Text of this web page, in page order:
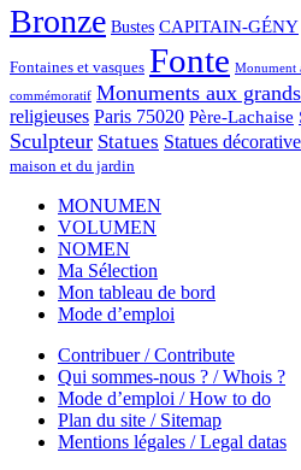
Bronze Bustes CAPITAIN-GÉNY
Fontaines et vasques Fonte Monument
commémoratif Monuments aux
religieuses Paris 75020 Père-Lachaise
Sculpteur Statues Statues
maison et du jardin
MONUMEN
VOLUMEN
NOMEN
Ma Sélection
Mon tableau de bord
Mode d’emploi
Contribuer / Contribute
Qui sommes-nous ? / Whois ?
Mode d’emploi / How to do
Plan du site / Sitemap
Mentions légales / Legal datas